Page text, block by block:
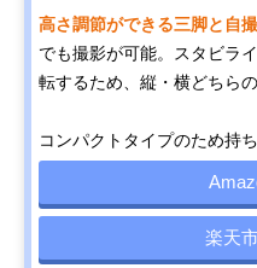
高さ調節ができる三脚と自
でも撮影が可能。スタビラ
転するため、縦・横どちら
コンパクトタイプのため持
楽天